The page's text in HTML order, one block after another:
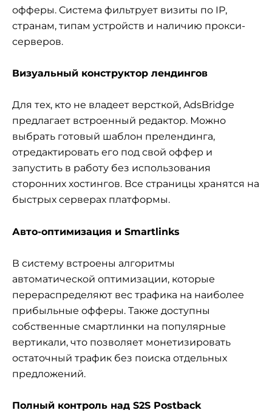
офферы. Система фильтрует визиты по IP,
странам, типам устройств и наличию прокси-
серверов.
Визуальный конструктор лендингов
Для тех, кто не владеет версткой, AdsBridge
предлагает встроенный редактор. Можно
выбрать готовый шаблон прелендинга,
отредактировать его под свой оффер и
запустить в работу без использования
сторонних хостингов. Все страницы хранятся на
быстрых серверах платформы.
Авто-оптимизация и Smartlinks
В систему встроены алгоритмы
автоматической оптимизации, которые
перераспределяют вес трафика на наиболее
прибыльные офферы. Также доступны
собственные смартлинки на популярные
вертикали, что позволяет монетизировать
остаточный трафик без поиска отдельных
предложений.
Полный контроль над S2S Postback